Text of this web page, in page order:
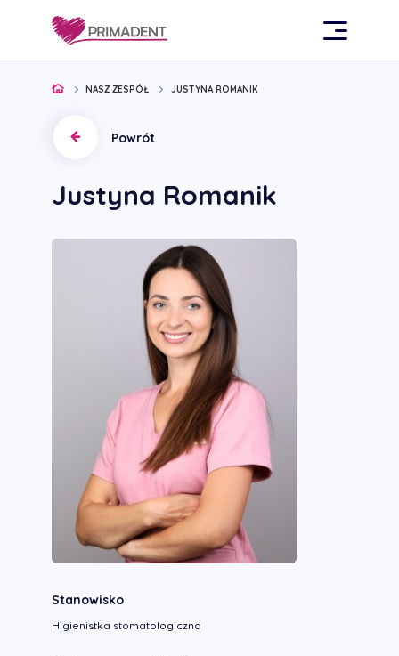
NASZ ZESPÓŁ JUSTYNA ROMANIK
Justyna Romanik
Powrót
Stanowisko
Higienistka stomatologiczna